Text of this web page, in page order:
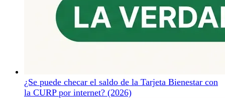
¿Se puede checar el saldo de la Tarjeta Bienestar con
la CURP por internet? (2026)